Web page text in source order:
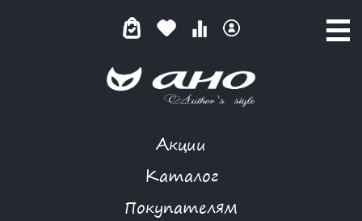
Акции
Каталог
Покупателям
СИНЕМАТОГРАФ